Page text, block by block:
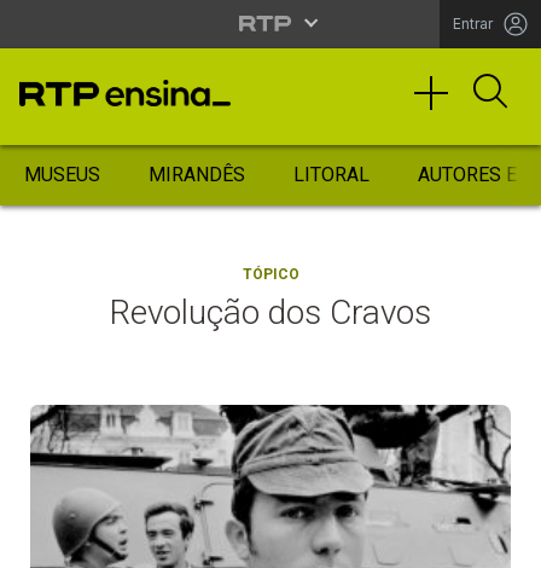
Entrar
MUSEUS MIRANDÊS LITORAL AUTORES
TÓPICO
Revolução dos Cravos